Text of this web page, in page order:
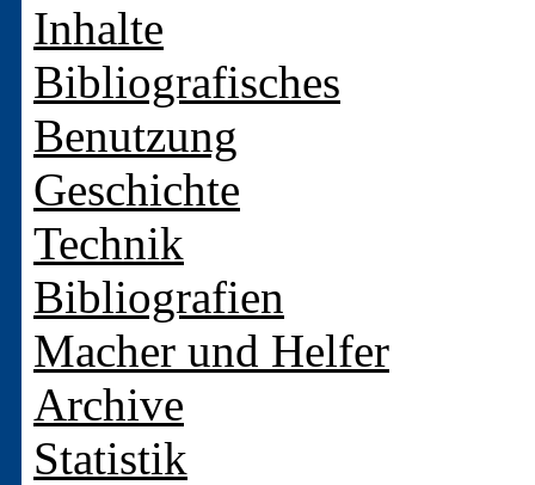
Inhalte
Bibliografisches
Benutzung
Geschichte
Technik
Bibliografien
Macher und Helfer
Archive
Statistik